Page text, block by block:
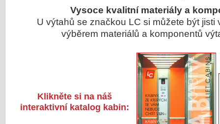
Vysoce kvalitní materiály a
U výtahů se značkou LC si můžete být jisti
výběrem materiálů a
Klikněte si na náš
interaktivní katalog kabin: